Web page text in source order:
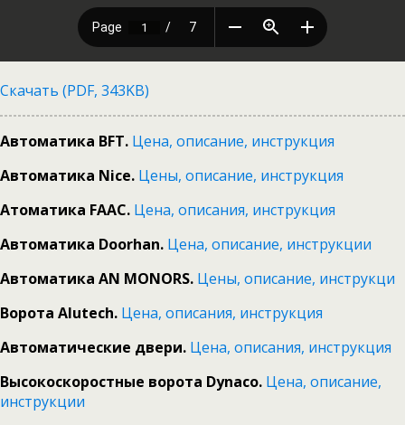
Скачать (PDF, 343KB)
Автоматика BFT. Цена, описание, инструкция
Автоматика Nice. Цены, описание, инструкция
Атоматика FAAC. Цена, описания, инструкция
Автоматика Doorhan. Цена, описание, инструкции
Автоматика AN MONORS. Цены, описание, инструкци
Ворота Alutech. Цена, описания, инструкция
Автоматические двери. Цена, описания, инструкция
Высокоскоростные ворота Dynaco. Цена, описание,
инструкции